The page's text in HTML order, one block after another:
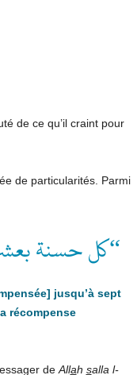
de ce qu’il craint pour
de particularités. Parmi
“كل حسنة
jusqu’à sept
récompense
de Allah salla l-